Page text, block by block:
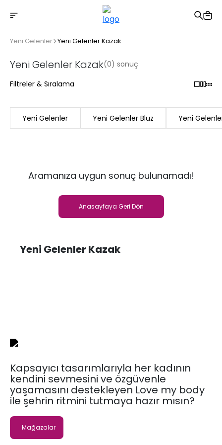
2500 TL üzeri ücretsiz kargo
Yeni Gelenler Yeni Gelenler Kazak
Yeni Gelenler Kazak(0) sonuç
Filtreler & Sıralama
Yeni Gelenler Yeni Gelenler Bluz Yeni
Aramanıza uygun sonuç bulunamadı!
Anasayfaya Geri Dön
Yeni Gelenler Kazak
Kapsayıcı tasarımlarıyla her kadının
kendini sevmesini ve özgüvenle
yaşamasını destekleyen Love my body
ile şehrin ritmini tutmaya hazır mısın?
Mağazalar